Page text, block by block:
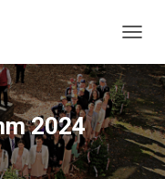
2024